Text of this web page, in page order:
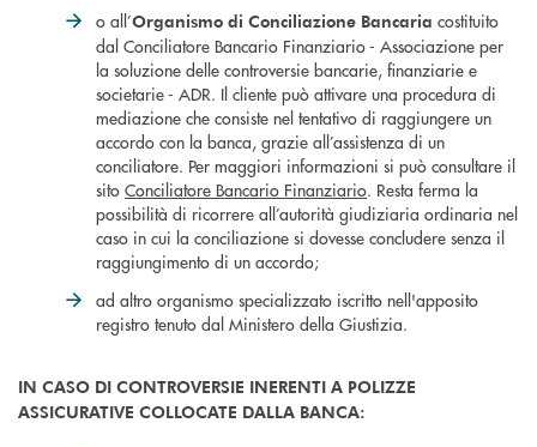
o all’Organismo di Conciliazione Bancaria costituito
dal Conciliatore Bancario Finanziario - Associazione per
la soluzione delle controversie bancarie, finanziarie e
societarie - ADR. Il cliente può attivare una procedura di
mediazione che consiste nel tentativo di raggiungere un
accordo con la banca, grazie all’assistenza di un
conciliatore. Per maggiori informazioni si può consultare il
sito Conciliatore Bancario Finanziario. Resta ferma la
possibilità di ricorrere all’autorità giudiziaria ordinaria nel
caso in cui la conciliazione si dovesse concludere senza il
raggiungimento di un accordo;
ad altro organismo specializzato iscritto nell'apposito
registro tenuto dal Ministero della Giustizia.
IN CASO DI CONTROVERSIE INERENTI A POLIZZE
ASSICURATIVE COLLOCATE DALLA BANCA: